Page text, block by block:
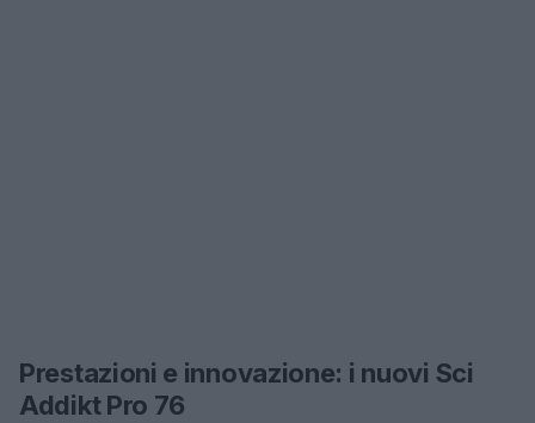
Prestazioni e innovazione: i nuovi Sci
Addikt Pro 76